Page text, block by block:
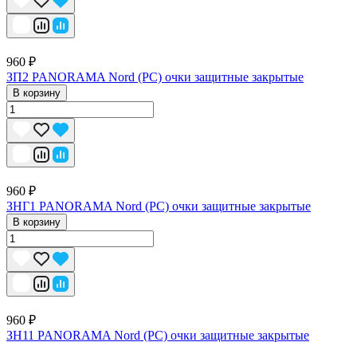
960 ₽
ЗП2 PANORAMA Nord (PC) очки защитные закрытые
В корзину
960 ₽
ЗНГ1 PANORAMA Nord (PC) очки защитные закрытые
В корзину
960 ₽
ЗН11 PANORAMA Nord (PC) очки защитные закрытые